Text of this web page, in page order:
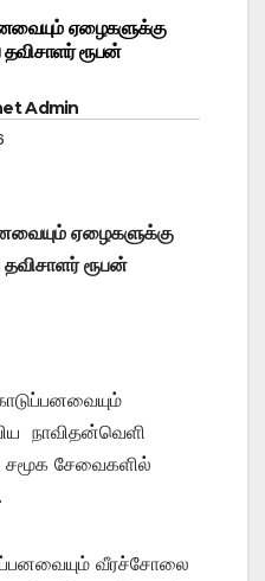
ஏழைகளுக்கு
ரூபன்
Admin
ஏழைகளுக்கு
ரூபன்
நாவிதன்வெளி
சமூக சேவைகளில்
வீரச்சோலை